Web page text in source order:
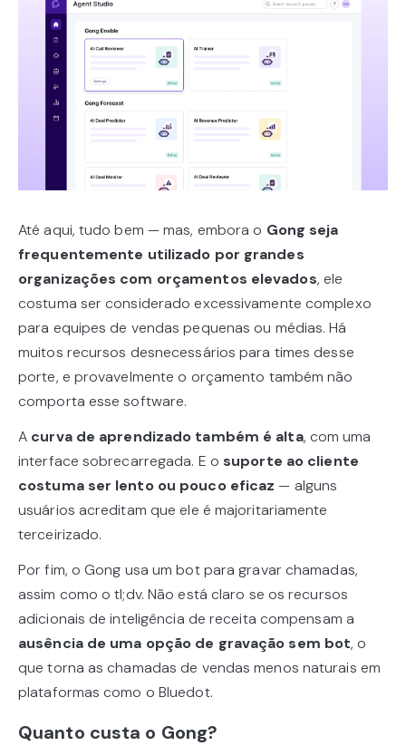
Até aqui, tudo bem — mas, embora o Gong seja
frequentemente utilizado por grandes
organizações com orçamentos elevados, ele
costuma ser considerado excessivamente complexo
para equipes de vendas pequenas ou médias. Há
muitos recursos desnecessários para times desse
porte, e provavelmente o orçamento também não
comporta esse software.
A curva de aprendizado também é alta, com uma
interface sobrecarregada. E o suporte ao cliente
costuma ser lento ou pouco eficaz — alguns
usuários acreditam que ele é majoritariamente
terceirizado.
Por fim, o Gong usa um bot para gravar chamadas,
assim como o tl;dv. Não está claro se os recursos
adicionais de inteligência de receita compensam a
ausência de uma opção de gravação sem bot, o
que torna as chamadas de vendas menos naturais em
plataformas como o Bluedot.
Quanto custa o Gong?